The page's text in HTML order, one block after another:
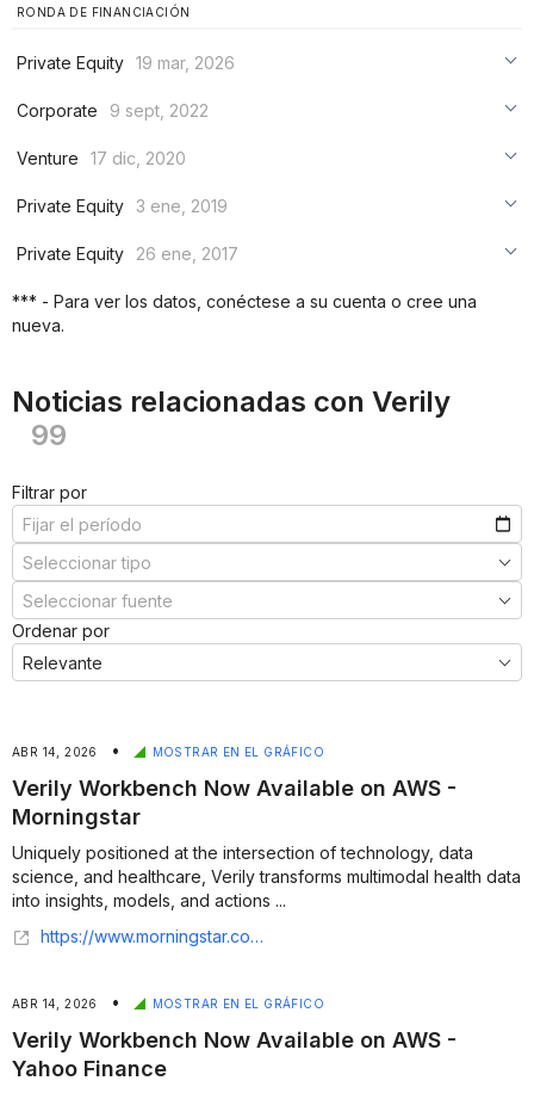
RONDA DE FINANCIACIÓN
Private Equity 19 mar, 2026
***
Corporate
9 sept, 2022
***
Venture
17 dic, 2020
***
Private Equity 3 ene, 2019
***
Private Equity
26 ene, 2017
*** - Para ver los datos, conéctese a su cuenta o cree una
nueva.
Noticias relacionadas con Verily
99
Filtrar por
Ordenar por
ABR 14, 2026 • MOSTRAR EN EL GRÁFICO
Verily Workbench Now Available on AWS -
Morningstar
Uniquely positioned at the intersection of technology, data
science, and healthcare, Verily transforms multimodal health data
into insights, models, and actions ...
https://www.morningstar.com/news/business-wire/20260414244955/verily-workbench-now-available-on-aws
ABR 14, 2026 • MOSTRAR EN EL GRÁFICO
Verily Workbench Now Available on AWS -
Yahoo Finance